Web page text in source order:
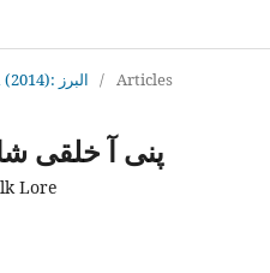
Vol. 6 No. 1 (2014): البرز / Articles
پنی آ خلقی
Lore